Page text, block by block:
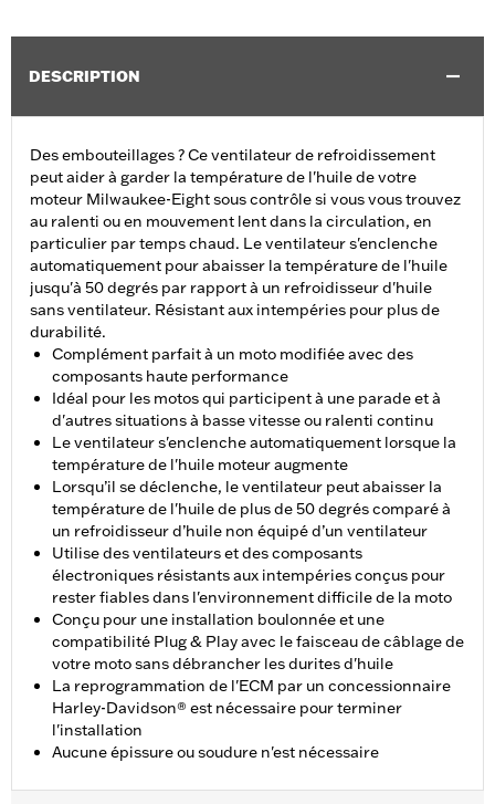
DESCRIPTION
Des embouteillages ? Ce ventilateur de refroidissement
peut aider à garder la température de l'huile de votre
moteur Milwaukee-Eight sous contrôle si vous vous trouvez
au ralenti ou en mouvement lent dans la circulation, en
particulier par temps chaud. Le ventilateur s'enclenche
automatiquement pour abaisser la température de l'huile
jusqu'à 50 degrés par rapport à un refroidisseur d'huile
sans ventilateur. Résistant aux intempéries pour plus de
durabilité.
Complément parfait à un moto modifiée avec des
composants haute performance
Idéal pour les motos qui participent à une parade et à
d'autres situations à basse vitesse ou ralenti continu
Le ventilateur s'enclenche automatiquement lorsque la
température de l'huile moteur augmente
Lorsqu’il se déclenche, le ventilateur peut abaisser la
température de l'huile de plus de 50 degrés comparé à
un refroidisseur d’huile non équipé d’un ventilateur
Utilise des ventilateurs et des composants
électroniques résistants aux intempéries conçus pour
rester fiables dans l'environnement difficile de la moto
Conçu pour une installation boulonnée et une
compatibilité Plug & Play avec le faisceau de câblage de
votre moto sans débrancher les durites d'huile
La reprogrammation de l'ECM par un concessionnaire
Harley-Davidson® est nécessaire pour terminer
l'installation
Aucune épissure ou soudure n'est nécessaire